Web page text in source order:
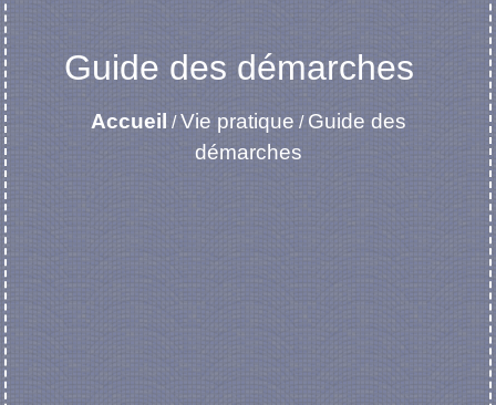
Guide des démarches
Accueil /Vie pratique / Guide des
démarches